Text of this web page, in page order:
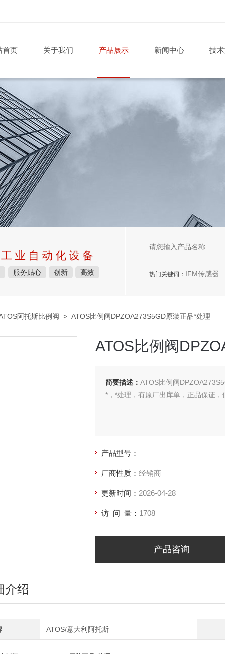
首页 关于我们 产品展示 新闻中心 技
业自动化设备
服务贴心 创新 高效 热门关键词： IFM传感器
阿托斯比例阀 > ATOS比例阀DPZOA273S5GD原装正品*处理
ATOS比例阀
简要描述： ATOS比例阀
*，*处理，有原厂出库单，正品保证
产品型号：
厂商性质： 经销商
更新时间： 2026-04-28
访 问 量： 1708
产品咨询
介绍
ATOS/意大利阿托斯